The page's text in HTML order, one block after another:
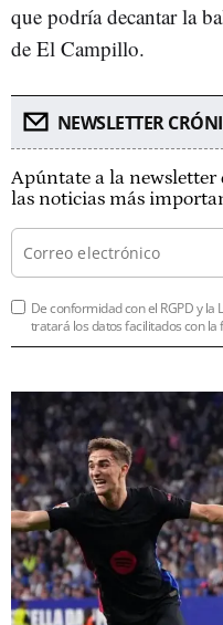
que podría decantar la
de El Campillo.
NEWSLETTER
Apúntate a la
las noticias más
De conformidad con el RGPD y la
tratará los datos facilitados con